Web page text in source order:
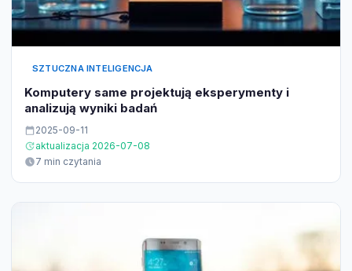
SZTUCZNA INTELIGENCJA
Komputery same projektują eksperymenty i
analizują wyniki badań
2025-09-11
aktualizacja 2026-07-08
7 min czytania